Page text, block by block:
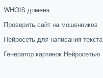
WHOIS домена
Проверить сайт на мошенников
Нейросеть для написания текста
Генератор картинок Нейросетью